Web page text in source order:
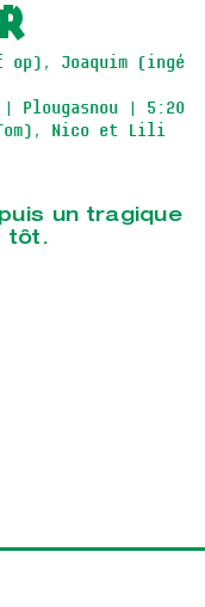
Joaquim (ingé
| Plougasnou
| 5:20
Nico et Lili
un tragique
tôt.